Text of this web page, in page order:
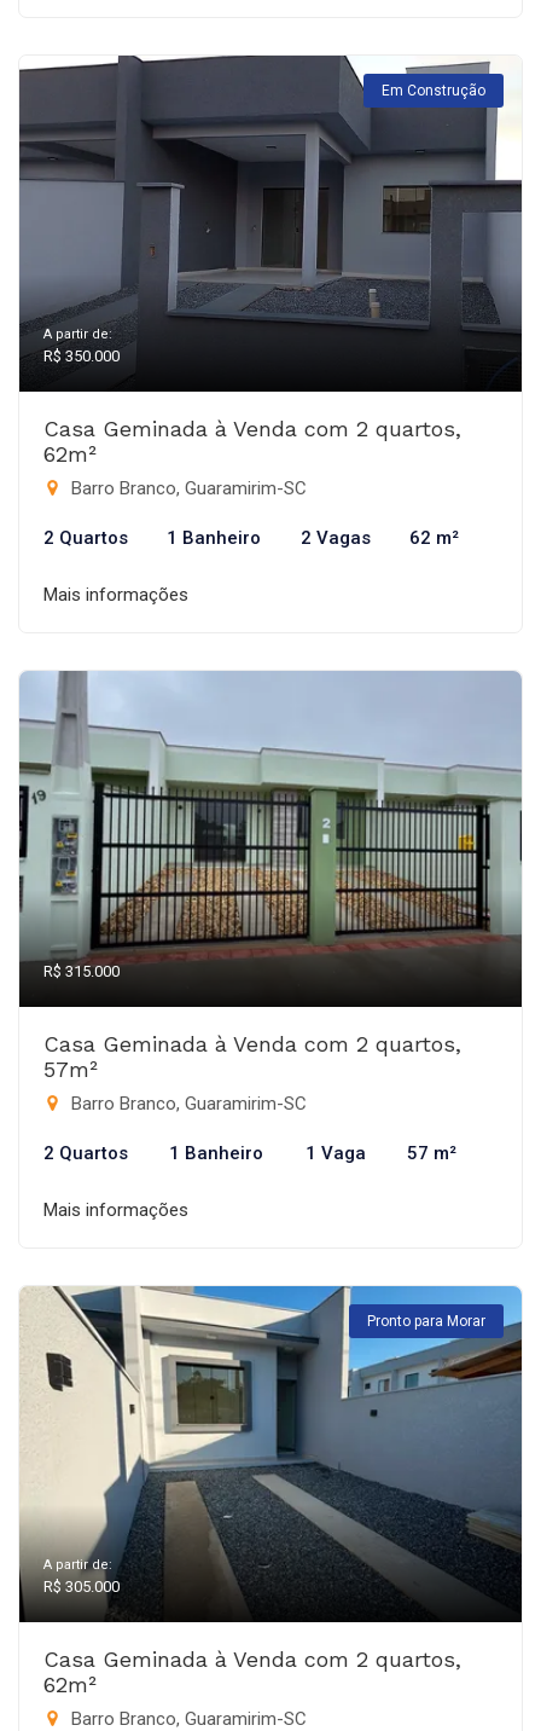
Em Construção
A partir de:
R$ 350.000
Casa Geminada à Venda com 2 quartos,
62m²
Barro Branco, Guaramirim-SC
2 Quartos 1 Banheiro 2 Vagas 62 m²
Mais informações
R$ 315.000
Casa Geminada à Venda com 2 quartos,
57m²
Barro Branco, Guaramirim-SC
2 Quartos 1 Banheiro 1 Vaga 57 m²
Mais informações
Pronto para Morar
A partir de:
R$ 305.000
Casa Geminada à Venda com 2 quartos,
62m²
Barro Branco, Guaramirim-SC